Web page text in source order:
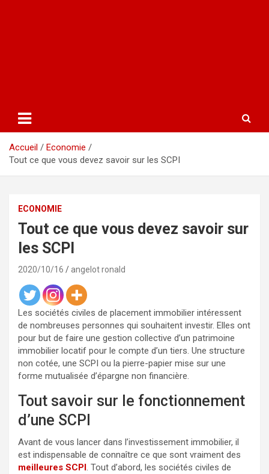
Accueil
Economie
Tout ce que vous devez savoir sur les SCPI
ECONOMIE
Tout ce que vous devez savoir sur
les SCPI
2020/10/16 angelot ronald
Les sociétés civiles de placement immobilier intéressent
de nombreuses personnes qui souhaitent investir. Elles ont
pour but de faire une gestion collective d’un patrimoine
immobilier locatif pour le compte d’un tiers. Une structure
non cotée, une SCPI ou la pierre-papier mise sur une
forme mutualisée d’épargne non financière.
Tout savoir sur le fonctionnement
d’une SCPI
Avant de vous lancer dans l’investissement immobilier, il
est indispensable de connaître ce que sont vraiment des
meilleures SCPI. Tout d’abord, les sociétés civiles de